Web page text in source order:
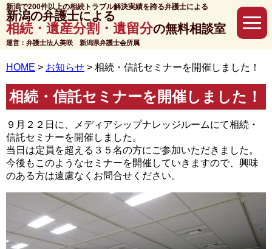
新潟で200件以上の相続トラブル解決実績を誇る弁護士による
新潟の弁護士による
相続・遺産分割・遺留分の無料相談室
運営：弁護士法人美咲 新潟県弁護士会所属
HOME > お知らせ > 相続・信託セミナーを開催しました！
相続・信託セミナーを開催しました！
９月２２日に、メディアシップナレッジルームにて相続・
信託セミナーを開催しました。
当日は定員を超える３５名の方にご参加いただきました。
今後もこのようなセミナーを開催していきますので、興味
のある方は遠慮なくお問合せください。